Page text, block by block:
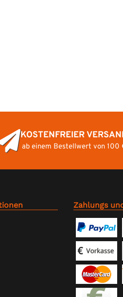
KOSTENFREIER
ab einem Bestellwert von 100
Zahlungs